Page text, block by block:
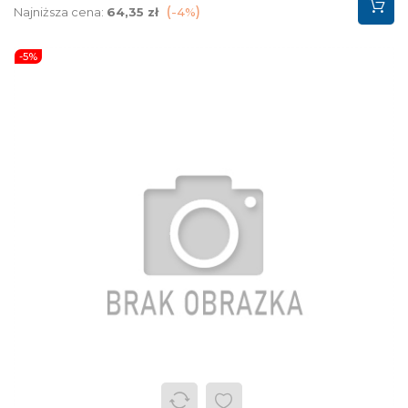
podstawowa
Najniższa cena: 64,35 zł -4%
-5%